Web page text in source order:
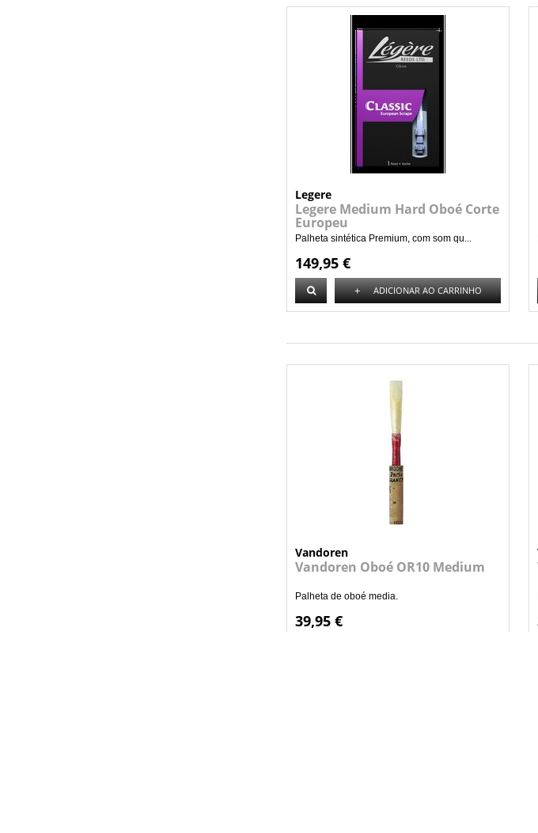
Legere
Legere Medium Hard Oboé Corte
Europeu
Palheta sintética Premium, com som qu...
149,95 €
+ ADICIONAR AO CARRINHO
Vandoren
Vandoren Oboé OR10 Medium
Palheta de oboé media.
39,95 €